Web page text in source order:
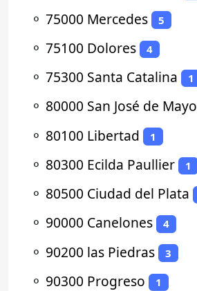
⚬ 75000 Mercedes 5
⚬ 75100 Dolores 4
⚬ 75300 Santa Catalina 1
⚬ 80000 San José de Mayo
⚬ 80100 Libertad 1
⚬ 80300 Ecilda Paullier 1
⚬ 80500 Ciudad del Plata
⚬ 90000 Canelones 4
⚬ 90200 las Piedras 3
⚬ 90300 Progreso 1